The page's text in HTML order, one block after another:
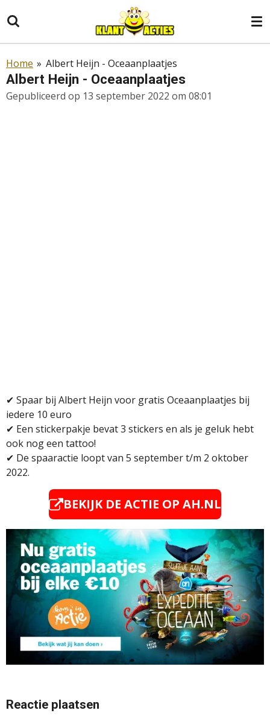
direct
naar
hoofdinhoud
Home » Albert Heijn - Oceaanplaatjes
Albert Heijn - Oceaanplaatjes
Gepubliceerd op 13 september 2022 om 08:01
✔ Spaar bij Albert Heijn voor gratis Oceaanplaatjes bij
iedere 10 euro
✔ Een stickerpakje bevat 3 stickers en als je geluk hebt
ook nog een tattoo!
✔ De spaaractie loopt van 5 september t/m 2 oktober
2022.
BEKIJK DE ACTIE OP AH.NL
Reactie plaatsen